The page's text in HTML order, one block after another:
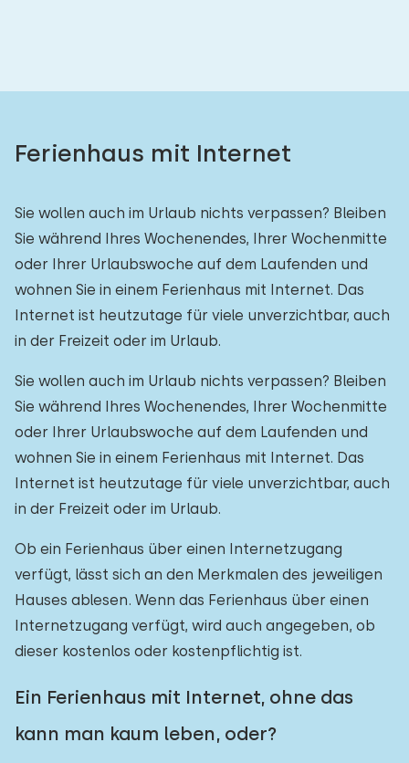
Ferienhaus mit Internet
Sie wollen auch im Urlaub nichts verpassen? Bleiben
Sie während Ihres Wochenendes, Ihrer Wochenmitte
oder Ihrer Urlaubswoche auf dem Laufenden und
wohnen Sie in einem Ferienhaus mit Internet. Das
Internet ist heutzutage für viele unverzichtbar, auch
in der Freizeit oder im Urlaub.
Sie wollen auch im Urlaub nichts verpassen? Bleiben
Sie während Ihres Wochenendes, Ihrer Wochenmitte
oder Ihrer Urlaubswoche auf dem Laufenden und
wohnen Sie in einem Ferienhaus mit Internet. Das
Internet ist heutzutage für viele unverzichtbar, auch
in der Freizeit oder im Urlaub.
Ob ein Ferienhaus über einen Internetzugang
verfügt, lässt sich an den Merkmalen des jeweiligen
Hauses ablesen. Wenn das Ferienhaus über einen
Internetzugang verfügt, wird auch angegeben, ob
dieser kostenlos oder kostenpflichtig ist.
Ein Ferienhaus mit Internet, ohne das
kann man kaum leben, oder?